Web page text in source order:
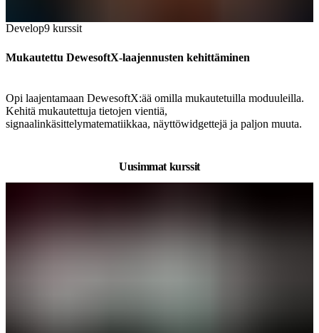
Develop9 kurssit
Mukautettu DewesoftX-laajennusten kehittäminen
Opi laajentamaan DewesoftX:ää omilla mukautetuilla moduuleilla.
Kehitä mukautettuja tietojen vientiä,
signaalinkäsittelymatematiikkaa, näyttöwidgettejä ja paljon muuta.
Uusimmat kurssit